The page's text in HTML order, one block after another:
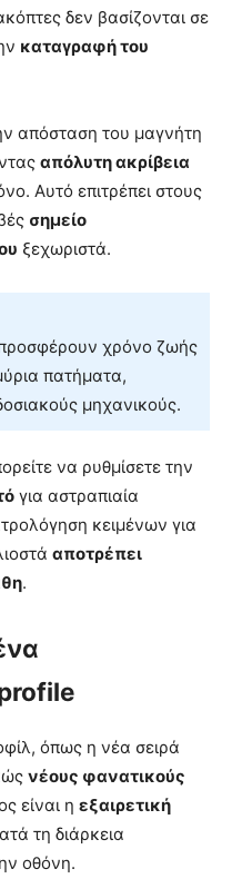
δεν βασίζονται σε
καταγραφή του
απόσταση του μαγνήτη
απόλυτη ακρίβεια
Αυτό επιτρέπει στους
σημείο
ξεχωριστά.
προσφέρουν χρόνο ζωής
πατήματα,
μηχανικούς.
να ρυθμίσετε την
για αστραπιαία
κειμένων για
αποτρέπει
.
όπως η νέα σειρά
νέους φανατικούς
είναι η εξαιρετική
τη διάρκεια
οθόνη.